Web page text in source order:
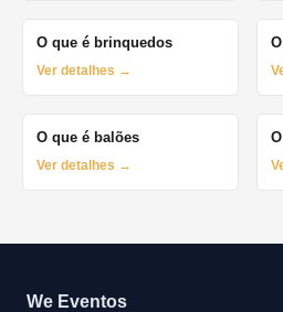
O que é brinquedos
Ver detalhes →
O que é balões
Ver detalhes →
We Eventos